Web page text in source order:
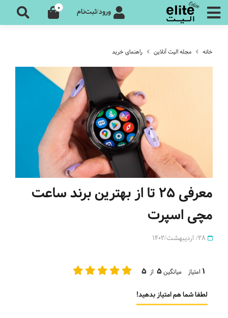
ورود/ثبت‌نام 0
خانه مجله الیت آنلاین راهنمای خرید
معرفی 25 تا از بهترین برند ساعت
مچی اسپرت
1 امتیاز میانگین5 از 5
لطفا شما هم امتیاز بدهید!